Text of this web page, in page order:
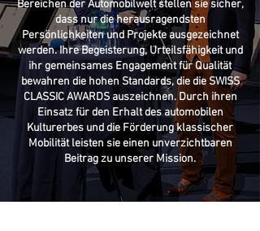
Bereichen der Automobilwelt stellen sie sicher,
dass nur die herausragendsten
Persönlichkeiten und Projekte ausgezeichnet
werden. Ihre Begeisterung, Urteilsfähigkeit und
ihr gemeinsames Engagement für Qualität
bewahren die hohen Standards, die die SWISS
CLASSIC AWARDS auszeichnen. Durch ihren
Einsatz für den Erhalt des automobilen
Kulturerbes und die Förderung klassischer
Mobilität leisten sie einen unverzichtbaren
Beitrag zu unserer Mission.